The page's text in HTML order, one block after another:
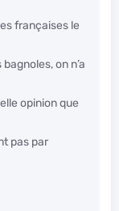
françaises le
on n’a
opinion que
pas par